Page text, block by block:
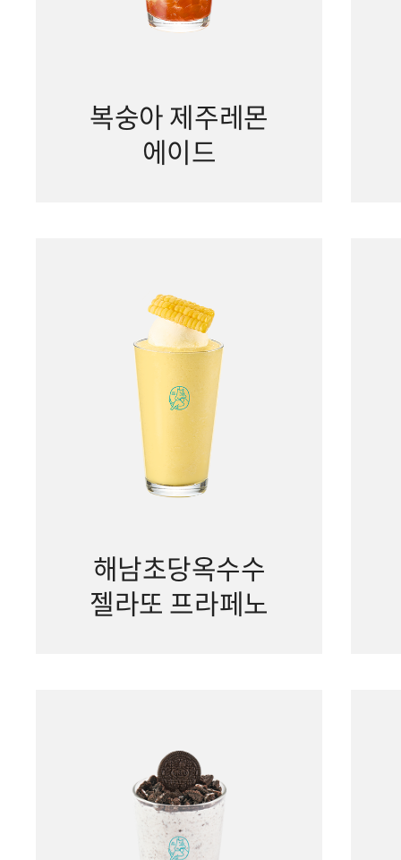
복숭아 제주레몬
에이드
해남초당옥수수
젤라또 프라페노